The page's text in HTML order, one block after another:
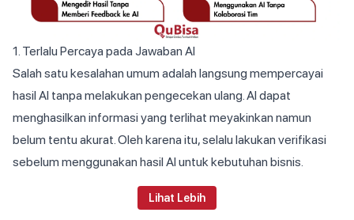
1. Terlalu Percaya pada Jawaban AI
Salah satu kesalahan umum adalah langsung mempercayai
hasil AI tanpa melakukan pengecekan ulang. AI dapat
menghasilkan informasi yang terlihat meyakinkan namun
belum tentu akurat. Oleh karena itu, selalu lakukan verifikasi
sebelum menggunakan hasil AI untuk kebutuhan bisnis.
Lihat Lebih